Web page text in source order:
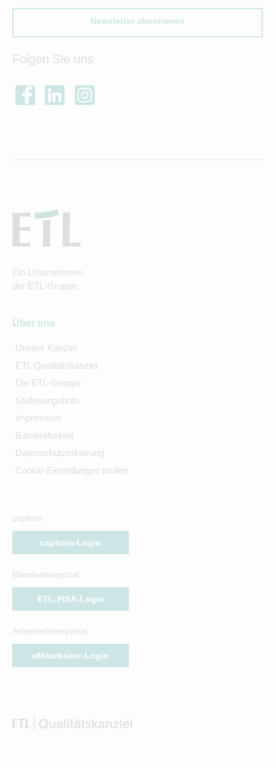
Newsletter abonnieren
Folgen Sie uns
Ein Unternehmen
der ETL-Gruppe
Über uns
Unsere Kanzlei
ETL Qualitätskanzlei
Die ETL-Gruppe
Stellenangebote
Impressum
Barrierefreiheit
Datenschutzerklärung
Cookie-Einstellungen prüfen
capitain
capitain-Login
Mandantenportal
ETL-PISA-Login
Arbeitnehmerportal
eMitarbeiter-Login